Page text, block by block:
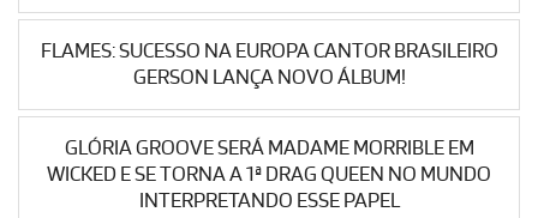
FLAMES: SUCESSO NA EUROPA CANTOR BRASILEIRO
GERSON LANÇA NOVO ÁLBUM!
GLÓRIA GROOVE SERÁ MADAME MORRIBLE EM
WICKED E SE TORNA A 1ª DRAG QUEEN NO MUNDO
INTERPRETANDO ESSE PAPEL